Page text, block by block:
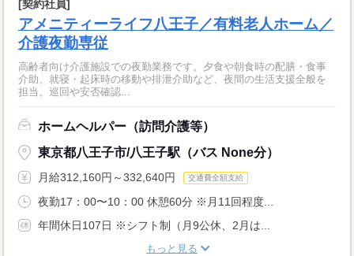
[契約社員]
アメニティーライフ八王子／有料老人ホーム／
介護夜勤専従
高齢者向け介護施設での夜勤業務です。夕食や朝食時の配膳・食事
介助、就寝・起床時の移動や排泄介助など、夜間の生活支援全般を
担当。巡回や安否確認...
ホームヘルパー（訪問介護等）
東京都八王子市/八王子駅（バス None分）
月給312,160円～332,640円 交通費全額支給
夜勤17：00〜10：00 休憩60分 ※月11回程度...
年間休日107日 ※シフト制（月9公休、2月は...
もっと見る